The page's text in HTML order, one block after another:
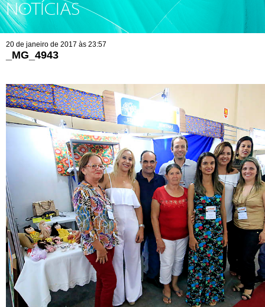
NOTÍCIAS
20 de janeiro de 2017 às 23:57
_MG_4943